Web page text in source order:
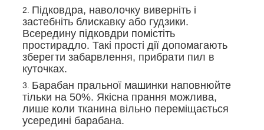
Підковдра, наволочку виверніть і
застебніть блискавку або гудзики.
Всередину підковдри помістіть
простирадло. Такі прості дії допомагають
зберегти забарвлення, прибрати пил в
куточках.
Барабан пральної машинки наповнюйте
тільки на 50%. Якісна прання можлива,
лише коли тканина вільно переміщається
усередині барабана.